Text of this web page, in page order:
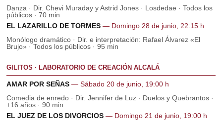
Danza · Dir. Chevi Muraday y Astrid Jones · Losdedae · Todos los
públicos · 70 min
EL LAZARILLO DE TORMES — Domingo 28 de junio, 22:15 h
Monólogo dramático · Dir. e interpretación: Rafael Álvarez «El
Brujo» · Todos los públicos · 95 min
GILITOS · LABORATORIO DE CREACIÓN ALCALÁ
AMAR POR SEÑAS — Sábado 20 de junio, 19:00 h
Comedia de enredo · Dir. Jennifer de Luz · Duelos y Quebrantos ·
+16 años · 90 min
EL JUEZ DE LOS DIVORCIOS — Domingo 21 de junio, 19:00 h